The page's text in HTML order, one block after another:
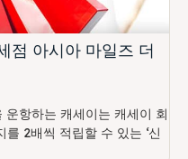
점 아시아 마일즈 더
항하는 캐세이는 캐세이 회
2배씩 적립할 수 있는 ‘신